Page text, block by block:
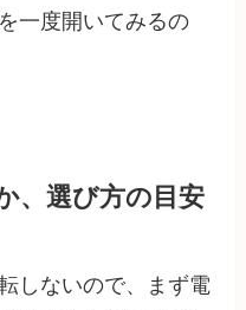
一度開いてみるの
、選び方の目安
しないので、まず電